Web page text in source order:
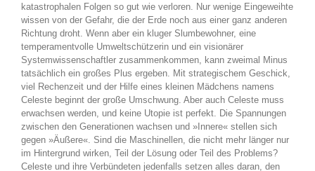
katastrophalen Folgen so gut wie verloren. Nur wenige Eingeweihte
wissen von der Gefahr, die der Erde noch aus einer ganz anderen
Richtung droht. Wenn aber ein kluger Slumbewohner, eine
temperamentvolle Umweltschützerin und ein visionärer
Systemwissenschaftler zusammenkommen, kann zweimal Minus
tatsächlich ein großes Plus ergeben. Mit strategischem Geschick,
viel Rechenzeit und der Hilfe eines kleinen Mädchens namens
Celeste beginnt der große Umschwung. Aber auch Celeste muss
erwachsen werden, und keine Utopie ist perfekt. Die Spannungen
zwischen den Generationen wachsen und »Innere« stellen sich
gegen »Äußere«. Sind die Maschinellen, die nicht mehr länger nur
im Hintergrund wirken, Teil der Lösung oder Teil des Problems?
Celeste und ihre Verbündeten jedenfalls setzen alles daran, den